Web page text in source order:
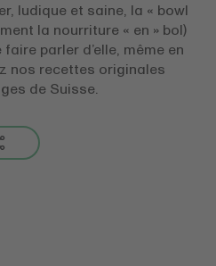
ludique et saine, la « bowl
la nourriture « en » bol)
faire parler d’elle, même en
nos recettes originales
de Suisse.